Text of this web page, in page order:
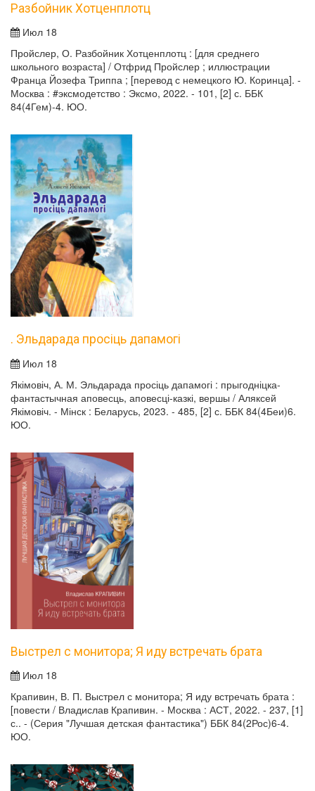
Разбойник Хотценплотц
Июл 18
Пройслер, О. Разбойник Хотценплотц : [для среднего
школьного возраста] / Отфрид Пройслер ; иллюстрации
Франца Йозефа Триппа ; [перевод с немецкого Ю. Коринца]. -
Москва : #эксмодетство : Эксмо, 2022. - 101, [2] с. ББК
84(4Гем)-4. ЮО.
. Эльдарада просіць дапамогі
Июл 18
Якімовіч, А. М. Эльдарада просіць дапамогі : прыгодніцка-
фантастычная аповесць, аповесці-казкі, вершы / Аляксей
Якімовіч. - Мінск : Беларусь, 2023. - 485, [2] с. ББК 84(4Беи)6.
ЮО.
Выстрел с монитора; Я иду встречать брата
Июл 18
Крапивин, В. П. Выстрел с монитора; Я иду встречать брата :
[повести / Владислав Крапивин. - Москва : АСТ, 2022. - 237, [1]
с.. - (Серия "Лучшая детская фантастика") ББК 84(2Рос)6-4.
ЮО.